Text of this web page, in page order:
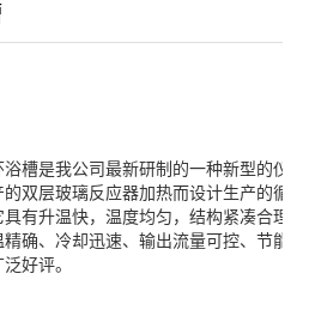
浴槽是我公司最新研制的一种新型的仪
的双层玻璃反应器加热而设计生产的循
具有升温快，温度均匀，结构紧凑合理
精确、冷却迅速、输出流量可控、节能
好评。